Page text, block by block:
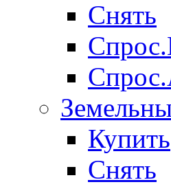
Снять
Купить
Снять